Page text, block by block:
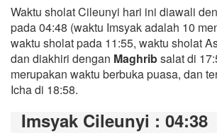
Waktu sholat Cileunyi hari ini diawali
pada 04:48 (waktu Imsyak adalah 10
waktu sholat pada 11:55, waktu sholat
dan diakhiri dengan Maghribsalat di
merupakan waktu berbuka puasa, dan
Icha di 18:58.
Imsyak Cileunyi : 04:38